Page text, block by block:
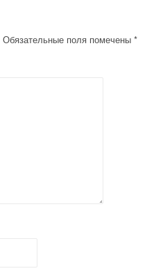
Обязательные поля помечены *